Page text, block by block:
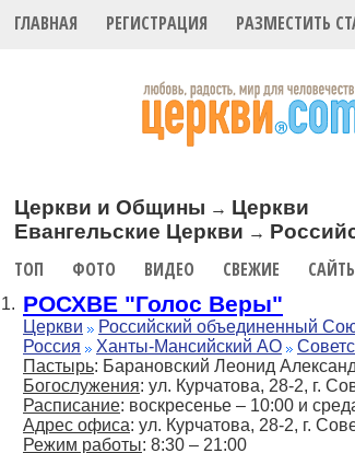
ГЛАВНАЯ РЕГИСТРАЦИЯ РАЗМЕСТИТЬ
Церкви и Общины → Церкви
Евангельские Церкви →
ТОП ФОТО ВИДЕО СВЕЖИЕ
1. РОСХВЕ "Голос Веры"
Церкви
Российский объединенный
Россия
Ханты-Мансийский АО
Пастырь: Барановский Леонид
Богослужения: ул. Курчатова, 28-2, г.
Расписание: воскресенье – 10:00 и
Адрес офиса: ул. Курчатова, 28-2, г.
Режим работы: 8:30 – 21:00